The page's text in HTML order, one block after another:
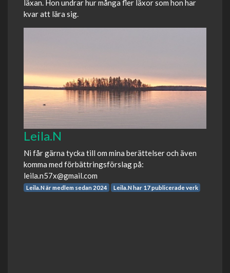
läxan. Hon undrar hur många fler läxor som hon har
kvar att lära sig.
Leila.N
Ni får gärna tycka till om mina berättelser och även
komma med förbättringsförslag på:
leila.n57x@gmail.com
Leila.N är medlem sedan 2024 Leila.N har 17 publicerade verk